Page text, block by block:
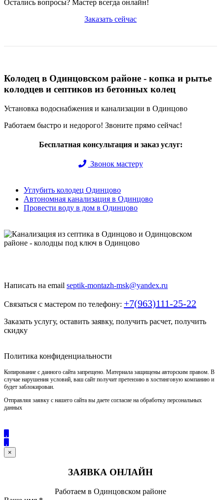
Остались вопросы? Мастер всегда онлайн!
Заказать сейчас
Колодец в Одинцовском районе - копка и рытье
колодцев и септиков из бетонных колец
Установка водоснабжения и канализации в Одинцово
Работаем быстро и недорого! Звоните прямо сейчас!
Бесплатная консультация и заказ услуг:
Звонок мастеру
Углубить колодец Одинцово
Автономная канализация в Одинцово
Провести воду в дом в Одинцово
Написать на email septik-montazh-msk@yandex.ru
Связаться с мастером по телефону: +7(963)111-25-22
Заказать услугу, оставить заявку, получить расчет, получить
скидку
Политика конфиденциальности
Копирование с данного сайта запрещено. Материала защищены авторским правом. В
случае нарушения условий, ваш сайт получит претензию в хостинговую компанию и
будет заблокирован.
Отправляя заявку с нашего сайта вы даете согласие на обработку персональных
данных
×
ЗАЯВКА ОНЛАЙН
Работаем в Одинцовском районе